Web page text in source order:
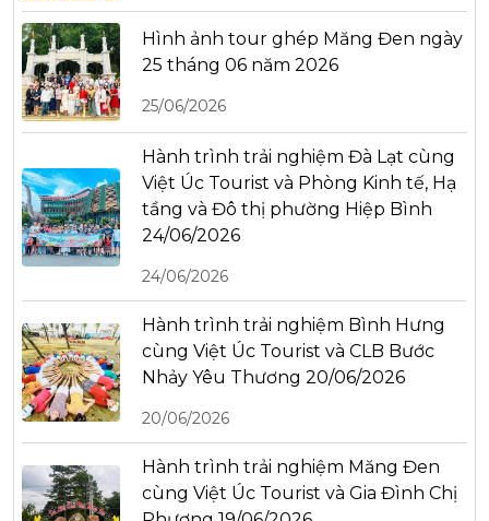
Hình ảnh tour ghép Măng Đen ngày
25 tháng 06 năm 2026
25/06/2026
Hành trình trải nghiệm Đà Lạt cùng
Việt Úc Tourist và Phòng Kinh tế, Hạ
tầng và Đô thị phường Hiệp Bình
24/06/2026
24/06/2026
Hành trình trải nghiệm Bình Hưng
cùng Việt Úc Tourist và CLB Bước
Nhảy Yêu Thương 20/06/2026
20/06/2026
Hành trình trải nghiệm Măng Đen
cùng Việt Úc Tourist và Gia Đình Chị